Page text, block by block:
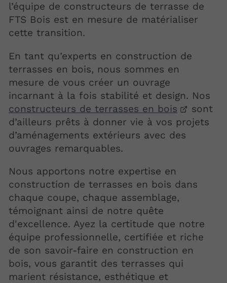
l’équipe de constructeurs de terrasse de
FTS Bois est en mesure de matérialiser
cette transition.
En tant qu’experts en construction de
terrasses en bois, nous sommes en
mesure de vous créer un ouvrage
incarnant à la fois stabilité et design. Nos
constructeurs de terrasses en bois
sont
d’ailleurs prêts à donner vie à vos projets
d’aménagements extérieurs avec des
ouvrages remarquables.
Nous apportons notre expertise en
construction de terrasses en bois dans
chaque coupe, chaque assemblage,
témoignant ainsi de notre quête
d'excellence. Ayez la certitude que notre
équipe professionnelle, certifiée et riche
de son savoir-faire en construction en
bois, vous garantit des terrasses qui
marient résistance, esthétique et